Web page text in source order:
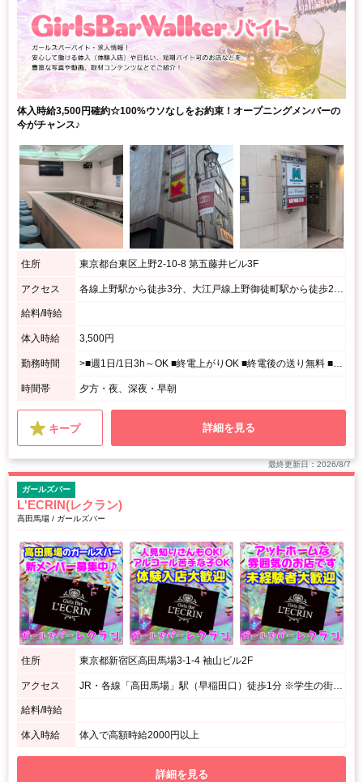
体入時給3,500円確約☆100%ウソなしをお約束！オープニングメンバーの
今がチャンス♪
住所 東京都台東区上野2-10-8 第五藤井ビル3F
アクセス 各線上野駅から徒歩3分、大江戸線上野御徒町駅から徒歩2分、千代田線湯島駅から徒歩2分 / ローソンを背にして右斜め前方のビル
給料/時給
体入時給 3,500円
勤務時間 >■週1日/1日3h～OK ■終電上がりOK ■終電後の送り無料 ■かけもちOK ★☆★ 働き方はアナタにお任せ ★☆★ シフトはあなたの希望を最大限考慮！ プライベートとの両立もしやすい！ 完全フリーシフト制で働きたいときに好きなだけ働けます♪ また、学校や仕事が終わったらその足でスグに働けます！ 「何処かで時間を潰さないと…」なんてことはしなくて大丈夫♪ 時間を無駄にせず効率的に働けちゃいます☆ 「もう少し働いて帰りたい…けど終電が心配」 という女の子には、無料の送り制度があります★
時間帯 夕方・夜、深夜・早朝
キープ 詳細を見る
最終更新日：2026/8/7
ガールズバー
L'ECRIN(レクラン)
高田馬場 / ガールズバー
住所 東京都新宿区高田馬場3-1-4 袖山ビル2F
アクセス JR・各線「高田馬場」駅（早稲田口）徒歩1分 ※学生の街「高田馬場」駅すぐ！早稲田のメイン通り「栄通り」を入って、すぐ右手にあります。 ※駅から近いからとても便利です。
給料/時給
体入時給 体入で高額時給2000円以上
詳細を見る